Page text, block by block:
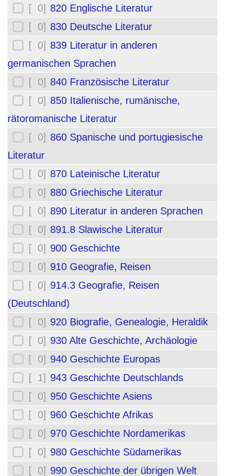
[ 0] 820 Englische Literatur
[ 0] 830 Deutsche Literatur
[ 0] 839 Literatur in anderen
germanischen Sprachen
[ 0] 840 Französische Literatur
[ 0] 850 Italienische, rumänische,
rätoromanische Literatur
[ 0] 860 Spanische und portugiesische
Literatur
[ 0] 870 Lateinische Literatur
[ 0] 880 Griechische Literatur
[ 0] 890 Literatur in anderen Sprachen
[ 0] 891.8 Slawische Literatur
[ 0] 900 Geschichte
[ 0] 910 Geografie, Reisen
[ 0] 914.3 Geografie, Reisen
(Deutschland)
[ 0] 920 Biografie, Genealogie, Heraldik
[ 0] 930 Alte Geschichte, Archäologie
[ 0] 940 Geschichte Europas
[ 1] 943 Geschichte Deutschlands
[ 0] 950 Geschichte Asiens
[ 0] 960 Geschichte Afrikas
[ 0] 970 Geschichte Nordamerikas
[ 0] 980 Geschichte Südamerikas
[ 0] 990 Geschichte der übrigen Welt